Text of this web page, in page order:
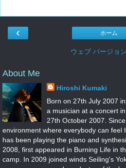
‹ ホーム
ウェブ バージョ
About Me
Hiroshi Kumaki
Born on 27th July 2007
a musician at a concert
27th October 2007.
environment where everybody can feel
has been playing the piano and
2008, first appeared in Burning Life in
camp. In 2009 joined winds Seiling's